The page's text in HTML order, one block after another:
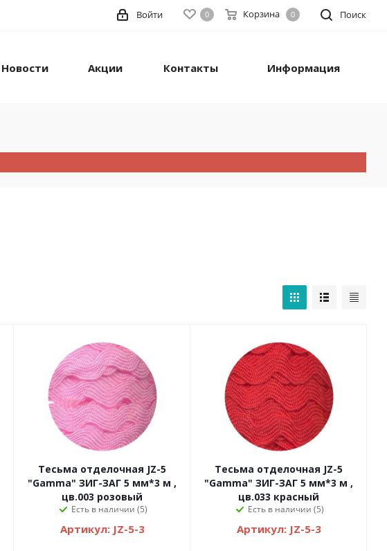
Поиск
0 Корзина 0
Войти
Новости Акции Контакты Информация
Тесьма отделочная JZ-5
"Gamma" ЗИГ-ЗАГ 5 мм*3 м ,
цв.003 розовый
Есть в наличии (5)
Артикул: JZ-5-3
Тесьма отделочная JZ-5
"Gamma" ЗИГ-ЗАГ 5 мм*3 м ,
цв.033 красный
Есть в наличии (5)
Артикул: JZ-5-3